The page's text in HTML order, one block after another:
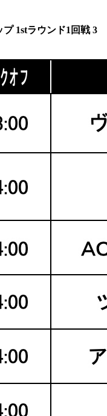
1stラウンド1回戦 3